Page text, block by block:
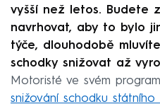
vyšší než letos. Budete
navrhovat, aby to bylo
týče, dlouhodobě
schodky snižovat až
Motoristé ve svém
snižování schodku